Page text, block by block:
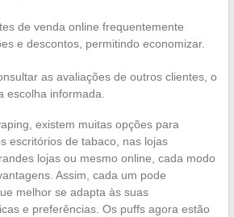
de venda online frequentemente
e descontos, permitindo economizar.
as avaliações de outros clientes, o
escolha informada.
existem muitas opções para
escritórios de tabaco, nas lojas
lojas ou mesmo online, cada modo
Assim, cada um pode
melhor se adapta às suas
e preferências. Os puffs agora estão